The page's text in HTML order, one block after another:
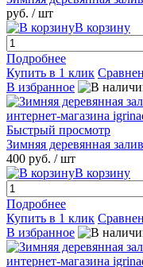
руб. / шт
В корзину
Подробнее
Купить в 1 клик
В избранное
Быстрый просмотр
Зимняя деревянная
400 руб. / шт
В корзину
Подробнее
Купить в 1 клик
В избранное